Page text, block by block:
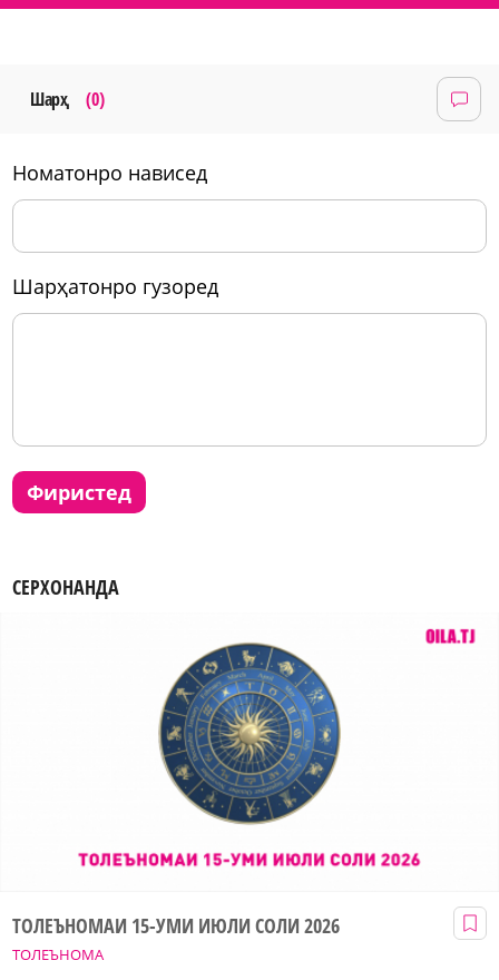
Шарҳ (0)
номатонро нависед
шарҳатонро гузоред
фиристед
СЕРХОНАНДА
ТОЛЕЪНОМА
ТОЛЕЪНОМАИ 15-УМИ ИЮЛИ СОЛИ 2026